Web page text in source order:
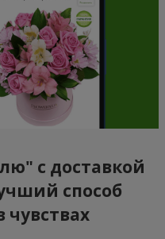
с доставкой
способ
чувствах